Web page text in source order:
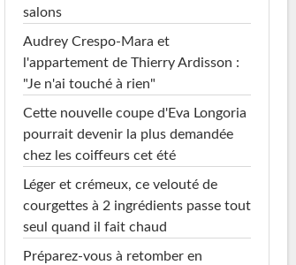
salons
Audrey Crespo-Mara et
l'appartement de Thierry Ardisson :
"Je n'ai touché à rien"
Cette nouvelle coupe d'Eva Longoria
pourrait devenir la plus demandée
chez les coiffeurs cet été
Léger et crémeux, ce velouté de
courgettes à 2 ingrédients passe tout
seul quand il fait chaud
Préparez-vous à retomber en